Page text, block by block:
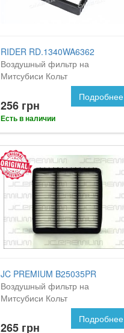
RIDER RD.1340WA6362
Воздушный фильтр на
Митсубиси Кольт
256 грн
Есть в наличии
Подробнее
JC PREMIUM B25035PR
Воздушный фильтр на
Митсубиси Кольт
265 грн
Подробнее